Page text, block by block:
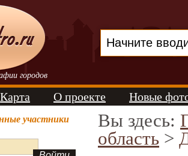
городов
Карта О проекте Новые
участники Вы здесь:
область >